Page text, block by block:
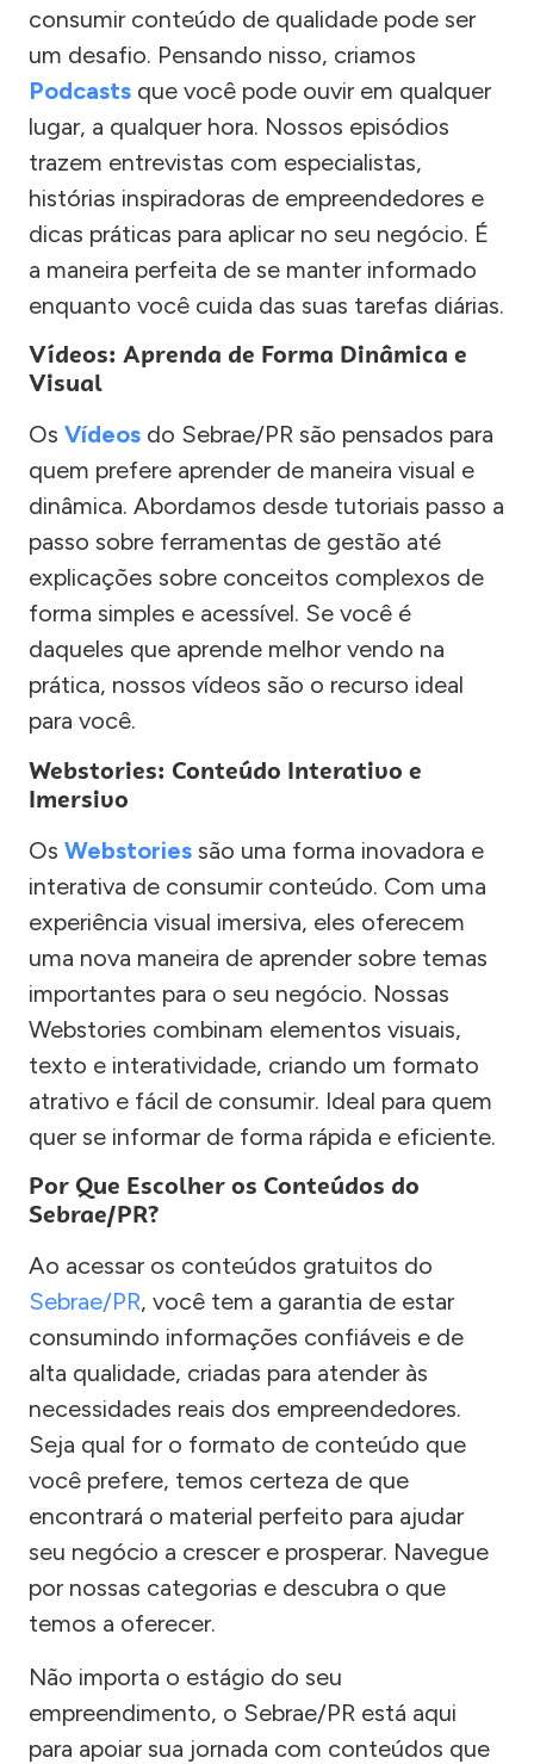
consumir conteúdo de qualidade pode ser
um desafio. Pensando nisso, criamos
Podcasts que você pode ouvir em qualquer
lugar, a qualquer hora. Nossos episódios
trazem entrevistas com especialistas,
histórias inspiradoras de empreendedores e
dicas práticas para aplicar no seu negócio. É
a maneira perfeita de se manter informado
enquanto você cuida das suas tarefas diárias.
Vídeos: Aprenda de Forma Dinâmica e
Visual
Os Vídeos do Sebrae/PR são pensados para
quem prefere aprender de maneira visual e
dinâmica. Abordamos desde tutoriais passo a
passo sobre ferramentas de gestão até
explicações sobre conceitos complexos de
forma simples e acessível. Se você é
daqueles que aprende melhor vendo na
prática, nossos vídeos são o recurso ideal
para você.
Webstories: Conteúdo Interativo e
Imersivo
Os Webstories são uma forma inovadora e
interativa de consumir conteúdo. Com uma
experiência visual imersiva, eles oferecem
uma nova maneira de aprender sobre temas
importantes para o seu negócio. Nossas
Webstories combinam elementos visuais,
texto e interatividade, criando um formato
atrativo e fácil de consumir. Ideal para quem
quer se informar de forma rápida e eficiente.
Por Que Escolher os Conteúdos do
Sebrae/PR?
Ao acessar os conteúdos gratuitos do
Sebrae/PR, você tem a garantia de estar
consumindo informações confiáveis e de
alta qualidade, criadas para atender às
necessidades reais dos empreendedores.
Seja qual for o formato de conteúdo que
você prefere, temos certeza de que
encontrará o material perfeito para ajudar
seu negócio a crescer e prosperar. Navegue
por nossas categorias e descubra o que
temos a oferecer.
Não importa o estágio do seu
empreendimento, o Sebrae/PR está aqui
para apoiar sua jornada com conteúdos que